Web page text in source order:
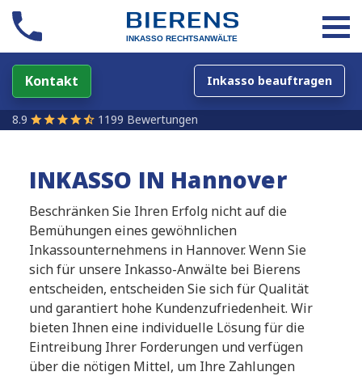
Kontakt Inkasso beauftragen
8.9 1199 Bewertungen
INKASSO IN Hannover
Beschränken Sie Ihren Erfolg nicht auf die
Bemühungen eines gewöhnlichen
Inkassounternehmens in Hannover. Wenn Sie
sich für unsere Inkasso-Anwälte bei Bierens
entscheiden, entscheiden Sie sich für Qualität
und garantiert hohe Kundenzufriedenheit. Wir
bieten Ihnen eine individuelle Lösung für die
Eintreibung Ihrer Forderungen und verfügen
über die nötigen Mittel, um Ihre Zahlungen